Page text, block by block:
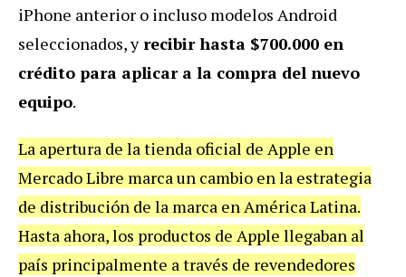
iPhone anterior o incluso modelos Android
seleccionados, yrecibir hasta $700.000 en
crédito para aplicar a la compra del nuevo
equipo.
La apertura de la tienda oficial de Apple en
Mercado Libre marca un cambio en la estrategia
de distribución de la marca en América Latina.
Hasta ahora, los productos de Apple llegaban al
país principalmente a través de revendedores